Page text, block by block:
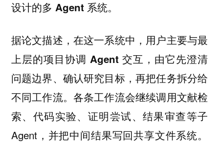
设计的多 Agent 系统。
据论文描述，在这一系统中， 用户主要与最
上层的项目协调 Agent 交互 ，由它先澄清
问题边界、确认研究目标，再把任务拆分给
不同工作流。各条工作流会继续调用文献检
索、代码实验、证明尝试、结果审查等子
Agent，并把中间结果写回共享文件系统。